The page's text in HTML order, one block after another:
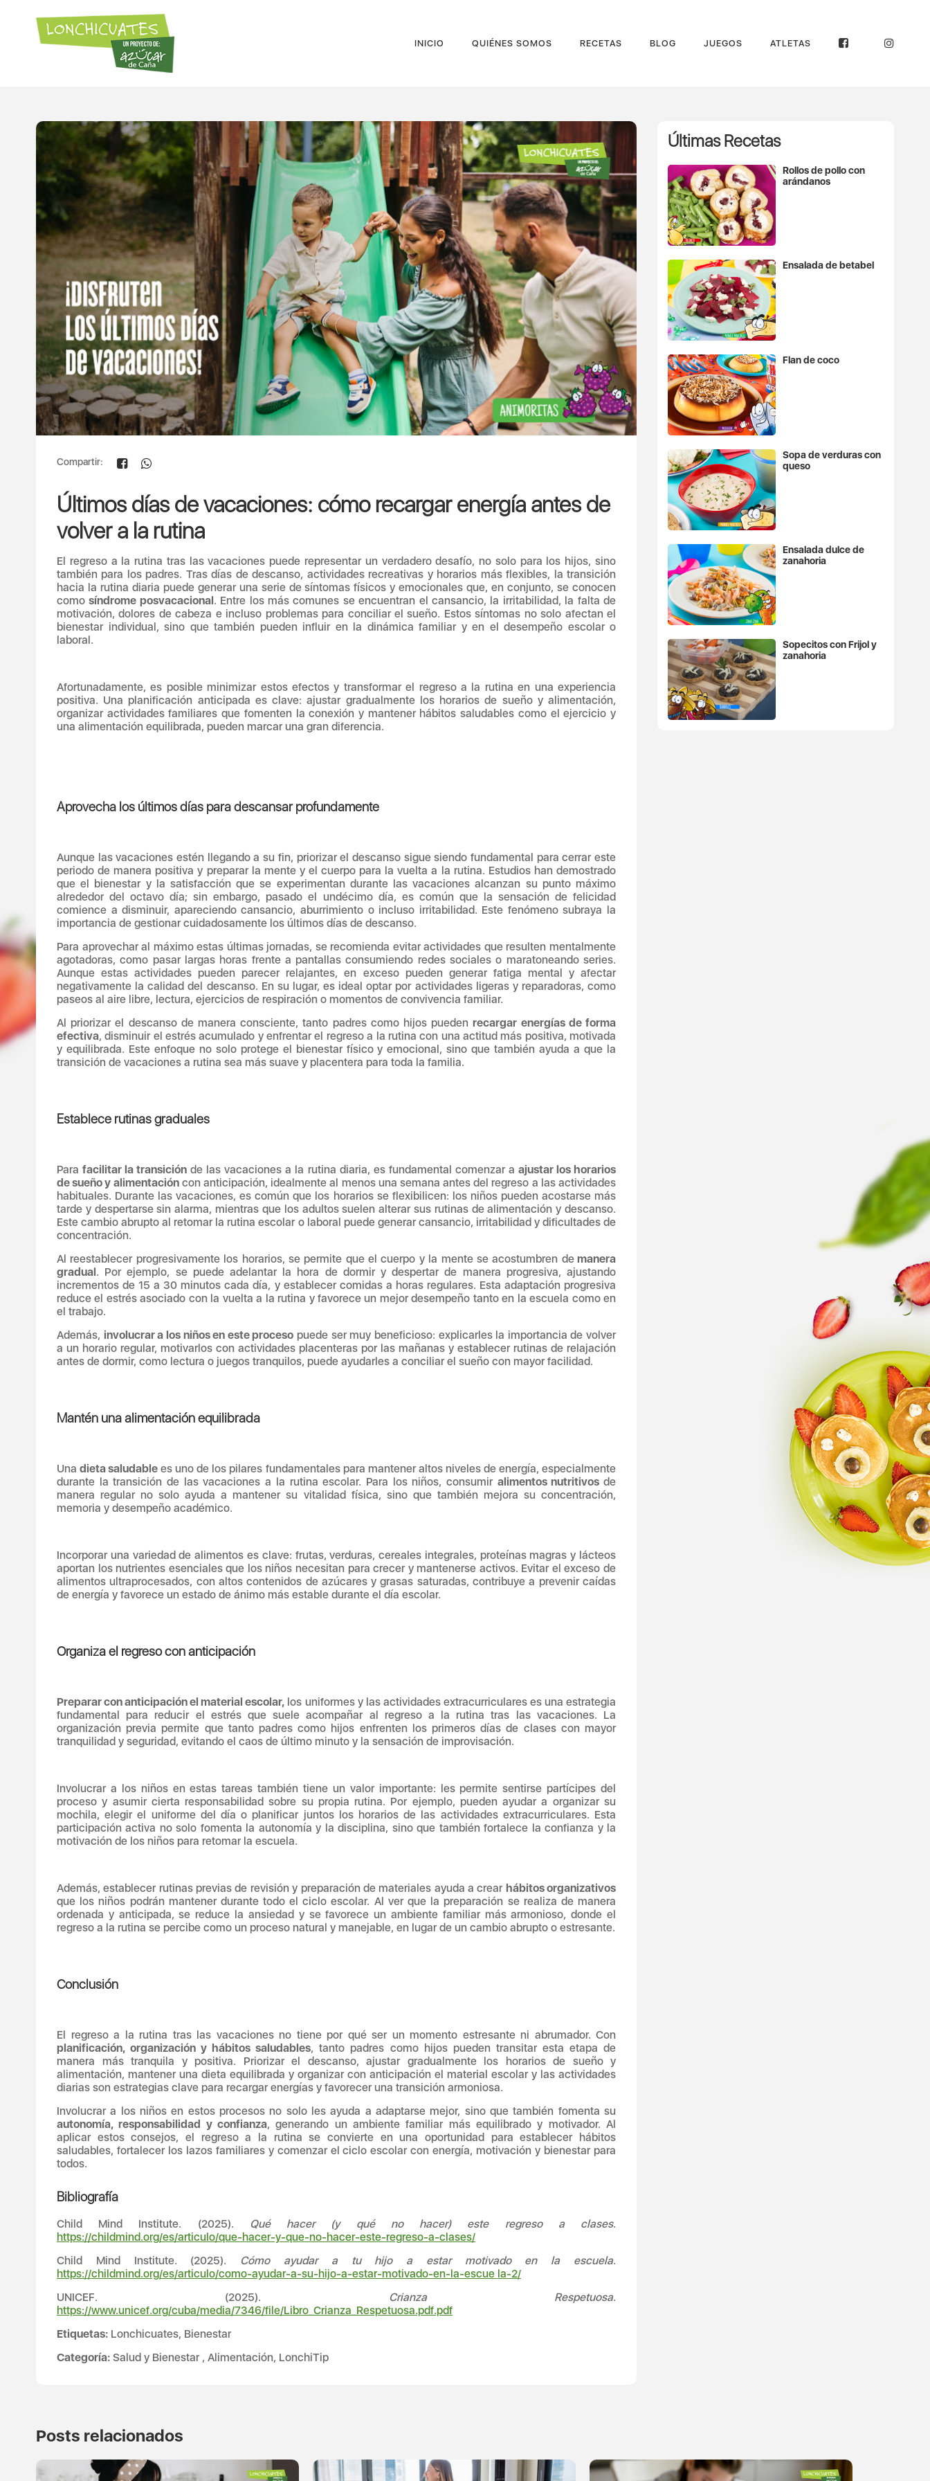
INICIO QUIÉNES SOMOS RECETAS BLOG JUEGOS ATLETAS
Compartir:
Últimos días de vacaciones: cómo recargar energía antes de
volver a la rutina
El regreso a la rutina tras las vacaciones puede representar un verdadero desafío, no solo para los hijos, sino
también para los padres. Tras días de descanso, actividades recreativas y horarios más flexibles, la transición
hacia la rutina diaria puede generar una serie de síntomas físicos y emocionales que, en conjunto, se conocen
comosíndrome posvacacional. Entre los más comunes se encuentran el cansancio, la irritabilidad, la falta de
motivación, dolores de cabeza e incluso problemas para conciliar el sueño. Estos síntomas no solo afectan el
bienestar individual, sino que también pueden influir en la dinámica familiar y en el desempeño escolar o
laboral.
Afortunadamente, es posible minimizar estos efectos y transformar el regreso a la rutina en una experiencia
positiva. Una planificación anticipada es clave: ajustar gradualmente los horarios de sueño y alimentación,
organizar actividades familiares que fomenten la conexión y mantener hábitos saludables como el ejercicio y
una alimentación equilibrada, pueden marcar una gran diferencia.
Aprovecha los últimos días para descansar profundamente
Aunque las vacaciones estén llegando a su fin, priorizar el descanso sigue siendo fundamental para cerrar este
periodo de manera positiva y preparar la mente y el cuerpo para la vuelta a la rutina. Estudios han demostrado
que el bienestar y la satisfacción que se experimentan durante las vacaciones alcanzan su punto máximo
alrededor del octavo día; sin embargo, pasado el undécimo día, es común que la sensación de felicidad
comience a disminuir, apareciendo cansancio, aburrimiento o incluso irritabilidad. Este fenómeno subraya la
importancia de gestionar cuidadosamente los últimos días de descanso.
Para aprovechar al máximo estas últimas jornadas, se recomienda evitar actividades que resulten mentalmente
agotadoras, como pasar largas horas frente a pantallas consumiendo redes sociales o maratoneando series.
Aunque estas actividades pueden parecer relajantes, en exceso pueden generar fatiga mental y afectar
negativamente la calidad del descanso. En su lugar, es ideal optar por actividades ligeras y reparadoras, como
paseos al aire libre, lectura, ejercicios de respiración o momentos de convivencia familiar.
Al priorizar el descanso de manera consciente, tanto padres como hijos puedenrecargar energías de forma
efectiva, disminuir el estrés acumulado y enfrentar el regreso a la rutina con una actitud más positiva, motivada
y equilibrada. Este enfoque no solo protege el bienestar físico y emocional, sino que también ayuda a que la
transición de vacaciones a rutina sea más suave y placentera para toda la familia.
Establece rutinas graduales
Parafacilitar la transición de las vacaciones a la rutina diaria, es fundamental comenzar a ajustar los horarios
de sueño y alimentacióncon anticipación, idealmente al menos una semana antes del regreso a las actividades
habituales. Durante las vacaciones, es común que los horarios se flexibilicen: los niños pueden acostarse más
tarde y despertarse sin alarma, mientras que los adultos suelen alterar sus rutinas de alimentación y descanso.
Este cambio abrupto al retomar la rutina escolar o laboral puede generar cansancio, irritabilidad y dificultades de
concentración.
Al reestablecer progresivamente los horarios, se permite que el cuerpo y la mente se acostumbren demanera
gradual. Por ejemplo, se puede adelantar la hora de dormir y despertar de manera progresiva, ajustando
incrementos de 15 a 30 minutos cada día, y establecer comidas a horas regulares. Esta adaptación progresiva
reduce el estrés asociado con la vuelta a la rutina y favorece un mejor desempeño tanto en la escuela como en
el trabajo.
Además, involucrar a los niños en este proceso puede ser muy beneficioso: explicarles la importancia de volver
a un horario regular, motivarlos con actividades placenteras por las mañanas y establecer rutinas de relajación
antes de dormir, como lectura o juegos tranquilos, puede ayudarles a conciliar el sueño con mayor facilidad.
Mantén una alimentación equilibrada
Unadieta saludable es uno de los pilares fundamentales para mantener altos niveles de energía, especialmente
durante la transición de las vacaciones a la rutina escolar. Para los niños, consumir alimentos nutritivos de
manera regular no solo ayuda a mantener su vitalidad física, sino que también mejora su concentración,
memoria y desempeño académico.
Incorporar una variedad de alimentos es clave: frutas, verduras, cereales integrales, proteínas magras y lácteos
aportan los nutrientes esenciales que los niños necesitan para crecer y mantenerse activos. Evitar el exceso de
alimentos ultraprocesados, con altos contenidos de azúcares y grasas saturadas, contribuye a prevenir caídas
de energía y favorece un estado de ánimo más estable durante el día escolar.
Organiza el regreso con anticipación
Preparar con anticipación el material escolar, los uniformes y las actividades extracurriculares es una estrategia
fundamental para reducir el estrés que suele acompañar al regreso a la rutina tras las vacaciones. La
organización previa permite que tanto padres como hijos enfrenten los primeros días de clases con mayor
tranquilidad y seguridad, evitando el caos de último minuto y la sensación de improvisación.
Involucrar a los niños en estas tareas también tiene un valor importante: les permite sentirse partícipes del
proceso y asumir cierta responsabilidad sobre su propia rutina. Por ejemplo, pueden ayudar a organizar su
mochila, elegir el uniforme del día o planificar juntos los horarios de las actividades extracurriculares. Esta
participación activa no solo fomenta la autonomía y la disciplina, sino que también fortalece la confianza y la
motivación de los niños para retomar la escuela.
Además, establecer rutinas previas de revisión y preparación de materiales ayuda a crear hábitos organizativos
que los niños podrán mantener durante todo el ciclo escolar. Al ver que la preparación se realiza de manera
ordenada y anticipada, se reduce la ansiedad y se favorece un ambiente familiar más armonioso, donde el
regreso a la rutina se percibe como un proceso natural y manejable, en lugar de un cambio abrupto o estresante.
Conclusión
El regreso a la rutina tras las vacaciones no tiene por qué ser un momento estresante ni abrumador. Con
planificación, organización y hábitos saludables, tanto padres como hijos pueden transitar esta etapa de
manera más tranquila y positiva. Priorizar el descanso, ajustar gradualmente los horarios de sueño y
alimentación, mantener una dieta equilibrada y organizar con anticipación el material escolar y las actividades
diarias son estrategias clave para recargar energías y favorecer una transición armoniosa.
Involucrar a los niños en estos procesos no solo les ayuda a adaptarse mejor, sino que también fomenta su
autonomía, responsabilidad y confianza, generando un ambiente familiar más equilibrado y motivador. Al
aplicar estos consejos, el regreso a la rutina se convierte en una oportunidad para establecer hábitos
saludables, fortalecer los lazos familiares y comenzar el ciclo escolar con energía, motivación y bienestar para
todos.
Bibliografía
Child Mind Institute. (2025). Qué hacer (y qué no hacer) este regreso a clases.
https://childmind.org/es/articulo/que-hacer-y-que-no-hacer-este-regreso-a-clases/
Child Mind Institute. (2025). Cómo ayudar a tu hijo a estar motivado en la escuela.
https://childmind.org/es/articulo/como-ayudar-a-su-hijo-a-estar-motivado-en-la-escue la-2/
UNICEF. (2025). Crianza Respetuosa.
https://www.unicef.org/cuba/media/7346/file/Libro_Crianza_Respetuosa.pdf.pdf
Etiquetas: Lonchicuates, Bienestar
Categoría: Salud y Bienestar , Alimentación, LonchiTip
Últimas Recetas
Rollos de pollo con
arándanos
Ensalada de betabel
Flan de coco
Sopa de verduras con
queso
Ensalada dulce de
zanahoria
Sopecitos con Frijol y
zanahoria
Posts relacionados